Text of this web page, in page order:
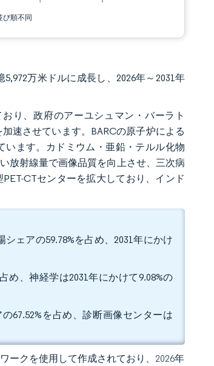
び順不同
万米ドルに成長し、2026年～2031年
り、政府のアーユシュマン・バーラト
速させています。BARCの原子炉による
ます。カドミウム・亜鉛・テルル化物
放射線量で画像品質を向上させ、三次病
CTセンターを拡大しており、インド
ェアの59.78%を占め、2031年にかけ
め、神経学は2031年にかけて9.08%の
67.52%を占め、診断画像センターは
ークを使用して作成されており、2026年